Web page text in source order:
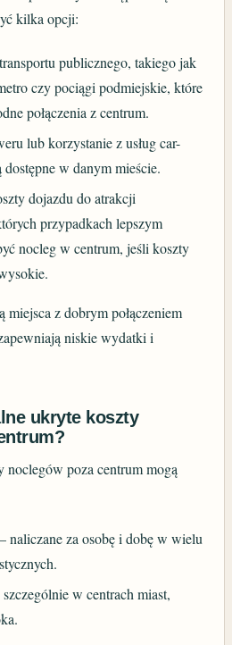
kilka opcji:
publicznego, takiego jak
czy pociągi podmiejskie, które
połączenia z centrum.
lub korzystanie z usług car-
w danym mieście.
dojazdu do atrakcji
przypadkach lepszym
nocleg w centrum, jeśli koszty
miejsca z dobrym połączeniem
niskie wydatki i
ukryte koszty
noclegów poza centrum mogą
naliczane za osobę i dobę w wielu
w centrach miast,